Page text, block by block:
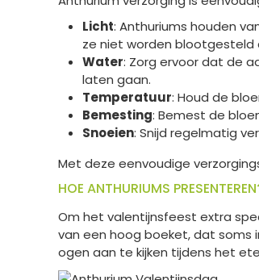
Licht: Anthuriums houden
ze niet worden blootgesteld
Water: Zorg ervoor dat de
laten gaan.
Temperatuur: Houd de
Bemesting: Bemest de
Snoeien: Snijd regelmatig
Met deze eenvoudige
HOE ANTHURIUMS
Om het valentijnsfeest extra
van een hoog boeket, dat soms
ogen aan te kijken tijdens het